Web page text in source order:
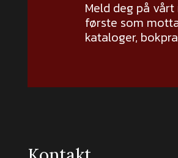
Meld deg på
første som
kataloger,